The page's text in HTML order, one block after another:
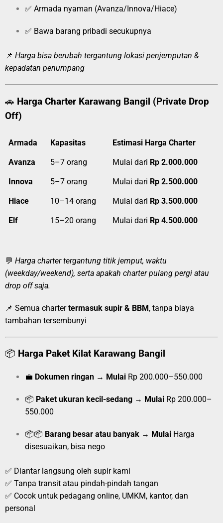
✅ Armada nyaman (Avanza/Innova/Hiace)
✅ Bawa barang pribadi secukupnya
📌 Harga bisa berubah tergantung lokasi penjemputan &
kepadatan penumpang
🚗 Harga Charter Karawang Bangil (Private Drop
Off)
Armada Kapasitas Estimasi Harga Charter
Avanza 5–7 orang Mulai dari Rp 2.000.000
Innova 5–7 orang Mulai dari Rp 2.500.000
Hiace 10–14 orang Mulai dari Rp 3.500.000
Elf 15–20 orang Mulai dari Rp 4.500.000
💬 Harga charter tergantung titik jemput, waktu
(weekday/weekend), serta apakah charter pulang pergi atau
drop off saja.
📌 Semua chartertermasuk supir & BBM, tanpa biaya
tambahan tersembunyi
📦 Harga Paket Kilat Karawang Bangil
💼 Dokumen ringan → Mulai Rp 200.000–550.000
📦 Paket ukuran kecil-sedang → Mulai Rp 200.000–
550.000
📦📦 Barang besar atau banyak → Mulai Harga
disesuaikan, bisa nego
✅ Diantar langsung oleh supir kami
✅ Tanpa transit atau pindah-pindah tangan
✅ Cocok untuk pedagang online, UMKM, kantor, dan
personal